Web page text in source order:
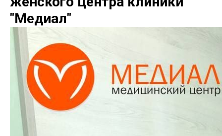
"Медиал"